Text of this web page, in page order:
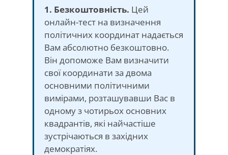
1. Безкоштовність. Цей
онлайн-тест на визначення
політичних координат надається
Вам абсолютно безкоштовно.
Він допоможе Вам визначити
свої координати за двома
основними політичними
вимірами, розташувавши Вас в
одному з чотирьох основних
квадрантів, які найчастіше
зустрічаються в західних
демократіях.